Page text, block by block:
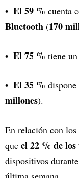
El 59 % cuenta
Bluetooth (170
El 75 % tiene un
El 35 % dispone
millones).
En relación con
que el 22 % de
dispositivos